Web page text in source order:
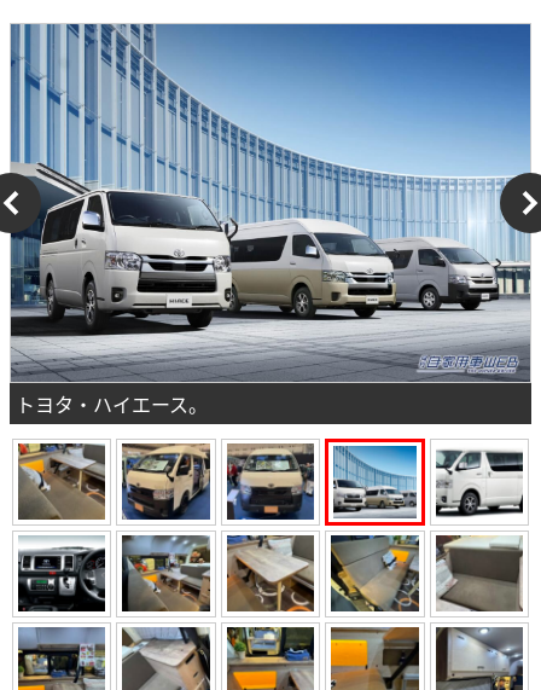
トヨタ・ハイエース。